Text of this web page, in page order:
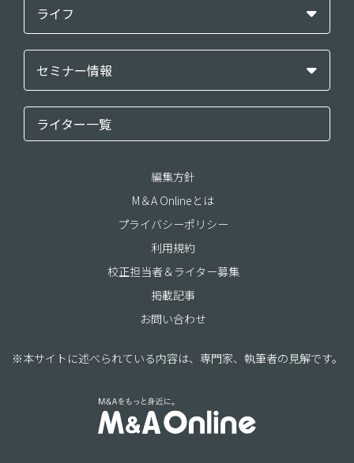
ライフ
セミナー情報
ライター一覧
編集方針
M＆A Onlineとは
プライバシーポリシー
利用規約
校正担当者＆ライター募集
掲載記事
お問い合わせ
※本サイトに述べられている内容は、専門家、執筆者の見解です。